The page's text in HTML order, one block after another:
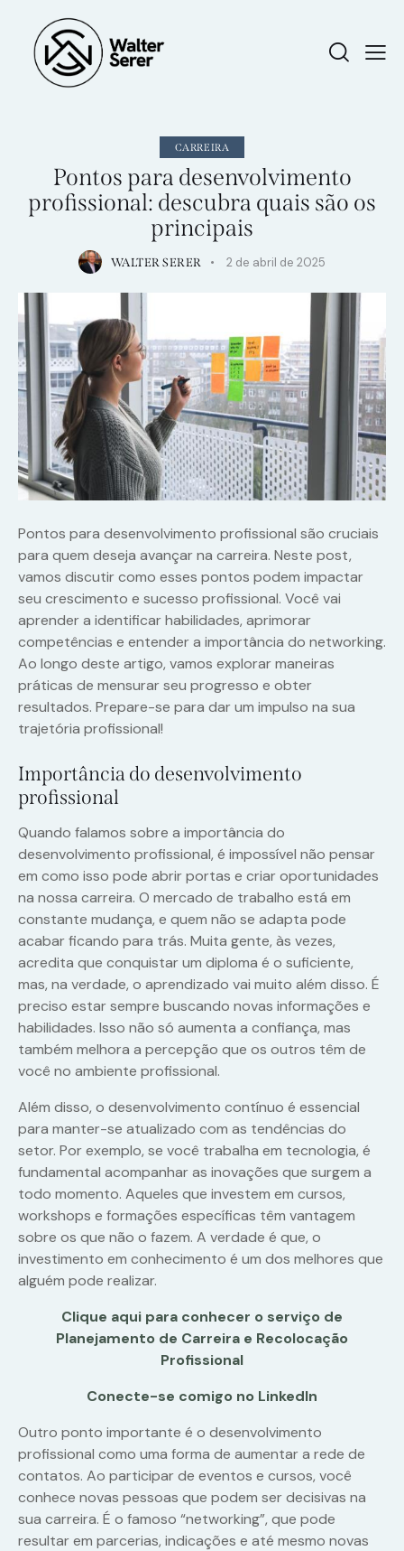
CARREIRA
Pontos para desenvolvimento
profissional: descubra quais são os
principais
WALTER SERER 2 de abril de 2025
Pontos para desenvolvimento profissional são cruciais
para quem deseja avançar na carreira. Neste post,
vamos discutir como esses pontos podem impactar
seu crescimento e sucesso profissional. Você vai
aprender a identificar habilidades, aprimorar
competências e entender a importância do networking.
Ao longo deste artigo, vamos explorar maneiras
práticas de mensurar seu progresso e obter
resultados. Prepare-se para dar um impulso na sua
trajetória profissional!
Importância do desenvolvimento
profissional
Quando falamos sobre a importância do
desenvolvimento profissional, é impossível não pensar
em como isso pode abrir portas e criar oportunidades
na nossa carreira. O mercado de trabalho está em
constante mudança, e quem não se adapta pode
acabar ficando para trás. Muita gente, às vezes,
acredita que conquistar um diploma é o suficiente,
mas, na verdade, o aprendizado vai muito além disso. É
preciso estar sempre buscando novas informações e
habilidades. Isso não só aumenta a confiança, mas
também melhora a percepção que os outros têm de
você no ambiente profissional.
Além disso, o desenvolvimento contínuo é essencial
para manter-se atualizado com as tendências do
setor. Por exemplo, se você trabalha em tecnologia, é
fundamental acompanhar as inovações que surgem a
todo momento. Aqueles que investem em cursos,
workshops e formações específicas têm vantagem
sobre os que não o fazem. A verdade é que, o
investimento em conhecimento é um dos melhores que
alguém pode realizar.
Clique aqui para conhecer o serviço de
Planejamento de Carreira e Recolocação
Profissional
Conecte-se comigo no LinkedIn
Outro ponto importante é o desenvolvimento
profissional como uma forma de aumentar a rede de
contatos. Ao participar de eventos e cursos, você
conhece novas pessoas que podem ser decisivas na
sua carreira. É o famoso “networking”, que pode
resultar em parcerias, indicações e até mesmo novas